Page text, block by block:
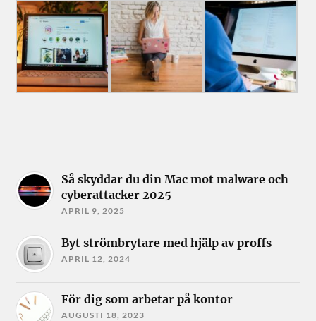
Så skyddar du din Mac mot malware och
cyberattacker 2025
APRIL 9, 2025
Byt strömbrytare med hjälp av proffs
APRIL 12, 2024
För dig som arbetar på kontor
AUGUSTI 18, 2023